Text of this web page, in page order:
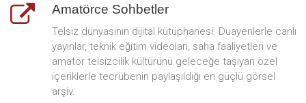
Amatörce Sohbetler
Telsiz dünyasının dijital kütüphanesi. Duayenlerle canlı
yayınlar, teknik eğitim videoları, saha faaliyetleri ve
amatör telsizcilik kültürünü geleceğe taşıyan özel
içeriklerle tecrübenin paylaşıldığı en güçlü görsel
arşiv.